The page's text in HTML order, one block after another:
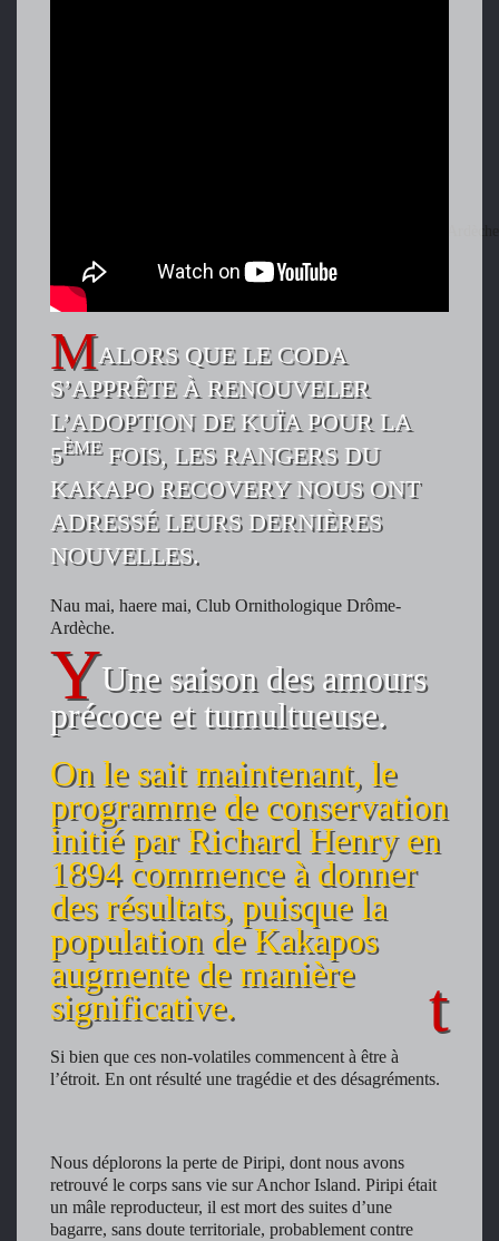
ALORS QUE LE CODA
S’APPRÊTE À RENOUVELER
L’ADOPTION DE KUÏA POUR LA
5ÈMEFOIS, LES RANGERS DU
KAKAPO RECOVERY NOUS ONT
ADRESSÉ LEURS DERNIÈRES
NOUVELLES.
Nau mai, haere mai, Club Ornithologique Drôme-
Ardèche.
Une saison des amours
précoce et tumultueuse.
On le sait maintenant, le
programme de conservation
initié par Richard Henry en
1894 commence à donner
des résultats, puisque la
population de Kakapos
augmente de manière
significative.
Si bien que ces non-volatiles commencent à être à
l’étroit. En ont résulté une tragédie et des désagréments.
Kohitatea le premier né
de l'année, est déjà bien
Les premiers poussins de
la saison - Photo
Nous déplorons la perte de Piripi, dont nous avons
retrouvé le corps sans vie sur Anchor Island. Piripi était
un mâle reproducteur, il est mort des suites d’une
bagarre, sans doute territoriale, probablement contre